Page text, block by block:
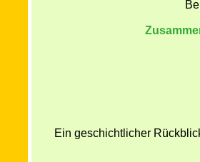
Ein geschichtlicher